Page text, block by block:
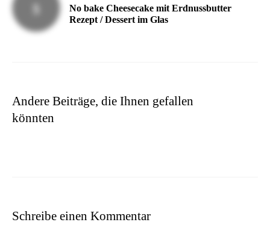
No bake Cheesecake mit Erdnussbutter
Rezept / Dessert im Glas
Andere Beiträge, die Ihnen gefallen
könnten
Schreibe einen Kommentar